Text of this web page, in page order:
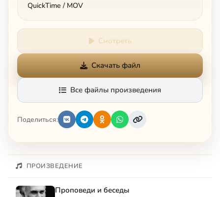
QuickTime / MOV
Смотреть
Скачать файл
Все файлы произведения
Поделиться:
ПРОИЗВЕДЕНИЕ
Проповеди и беседы